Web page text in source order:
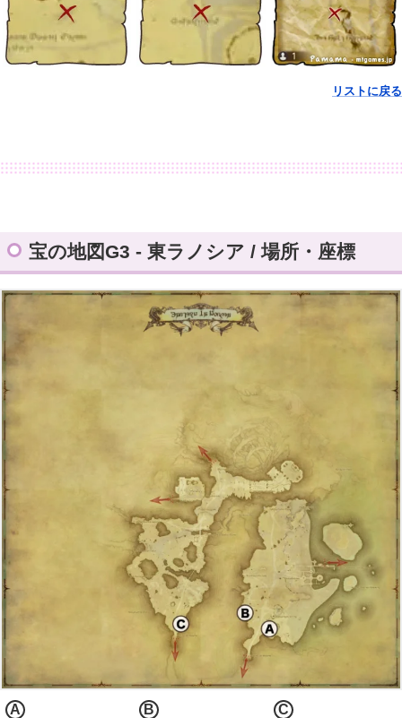
リストに戻る
宝の地図G3 - 東ラノシア / 場所・座標
A B C